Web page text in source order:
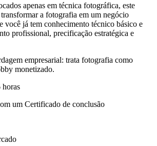
apenas em técnica fotográfica, este
a fotografia em um negócio
você já tem conhecimento técnico básico e
profissional, precificação estratégica e
empresarial: trata fotografia como
monetizado.
horas
um Certificado de conclusão